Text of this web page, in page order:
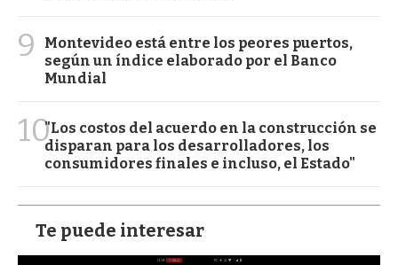
9
Montevideo está entre los peores puertos,
según un índice elaborado por el Banco
Mundial
10"Los costos del acuerdo en la construcción se
disparan para los desarrolladores, los
consumidores finales e incluso, el Estado"
Te puede interesar